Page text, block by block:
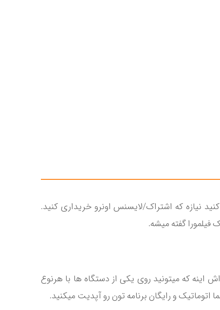
نیازه که اشتراک/لایسنس اونرو خریداری کنید.
گفته میشه.
اینه که میتونید روی یکی از دستگاه ها با هرنوع
و رایگان برنامه تون رو آپدیت میکنید.